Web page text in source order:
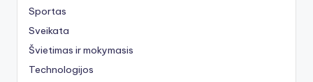
Sportas
Sveikata
Švietimas ir mokymasis
Technologijos